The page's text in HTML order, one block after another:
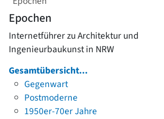
Epochen
Internetführer zu Architektur und
Ingenieurbaukunst in NRW
Gesamtübersicht...
Gegenwart
Postmoderne
1950er-70er Jahre